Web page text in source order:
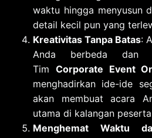
waktu hingga menyusun
detail kecil pun yang
Kreativitas Tanpa Batas:
Anda berbeda dan
Tim Corporate Event
menghadirkan ide-ide
akan membuat acara
utama di kalangan
Menghemat Waktu